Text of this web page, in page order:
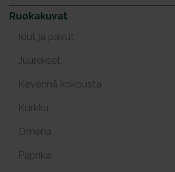
Ruokakuvat
Idut ja pavut
Juurekset
Kevennä kokousta
Kurkku
Omena
Paprika